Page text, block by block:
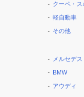
クーペ・
軽自動車
その他
メルセデ
BMW
アウディ